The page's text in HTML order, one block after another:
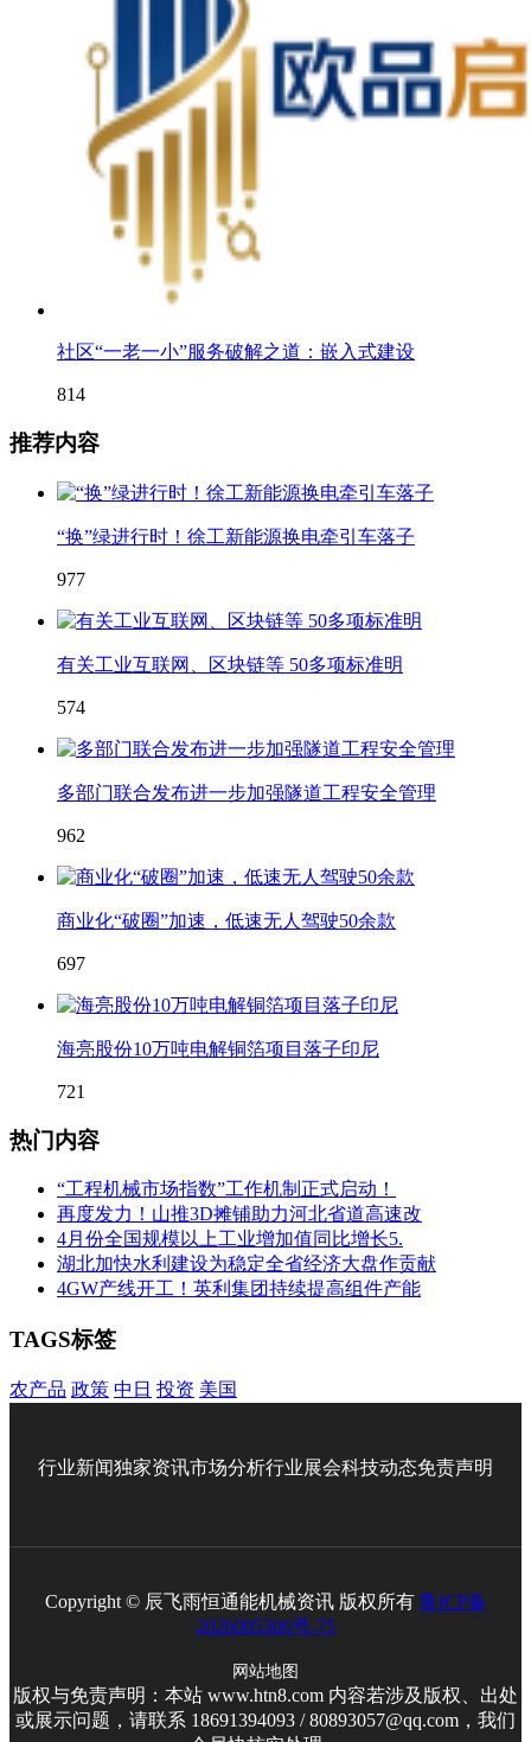
社区“一老一小”服务破解之道：嵌入式建设
814
推荐内容
“换”绿进行时！徐工新能源换电牵引车落子
977
有关工业互联网、区块链等 50多项标准明
574
多部门联合发布进一步加强隧道工程安全管理
962
商业化“破圈”加速，低速无人驾驶50余款
697
海亮股份10万吨电解铜箔项目落子印尼
721
热门内容
“工程机械市场指数”工作机制正式启动！
再度发力！山推3D摊铺助力河北省道高速改
4月份全国规模以上工业增加值同比增长5.
湖北加快水利建设为稳定全省经济大盘作贡献
4GW产线开工！英利集团持续提高组件产能
TAGS标签
农产品 政策 中日 投资 美国
行业新闻独家资讯市场分析行业展会科技动态免责声明
Copyright © 辰飞雨恒通能机械资讯 版权所有 鲁ICP备
2026005306号-75
网站地图
版权与免责声明：本站 www.htn8.com 内容若涉及版权、出处
或展示问题，请联系 18691394093 / 80893057@qq.com，我们